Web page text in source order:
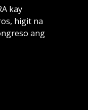
kay
higit na
ang